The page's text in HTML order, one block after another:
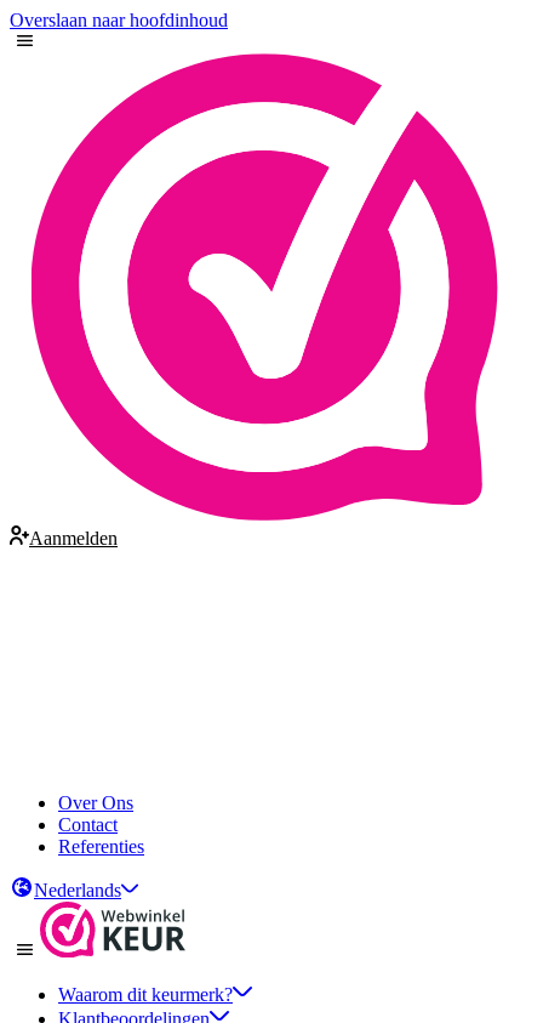
Overslaan naar hoofdinhoud
Aanmelden
Over Ons
Contact
Referenties
Nederlands
Waarom dit keurmerk?
Klantbeoordelingen